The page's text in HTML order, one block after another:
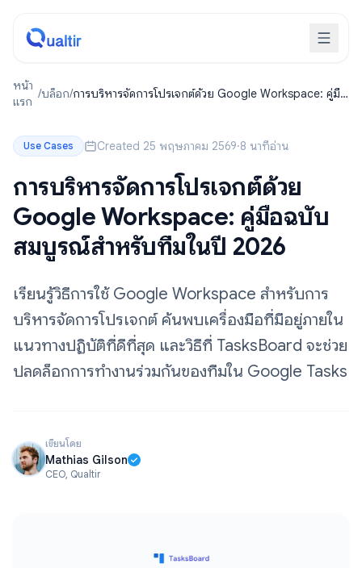
หน้า
แรก
/บล็อก/การบริหารจัดการโปรเจกต์ด้วย Google Workspace: คู่มือ
Use Cases Created 25 พฤษภาคม 2569·8 นาทีอ่าน
การบริหารจัดการโปรเจกต์ด้วย
Google Workspace: คู่มือฉบับ
สมบูรณ์สำหรับทีมในปี 2026
เรียนรู้วิธีการใช้ Google Workspace สำหรับการ
บริหารจัดการโปรเจกต์ ค้นพบเครื่องมือที่มีอยู่ภายใน
แนวทางปฏิบัติที่ดีที่สุด และวิธีที่ TasksBoard จะช่วย
ปลดล็อกการทำงานร่วมกันของทีมใน Google Tasks
เขียนโดย
Mathias Gilson
CEO, Qualtir